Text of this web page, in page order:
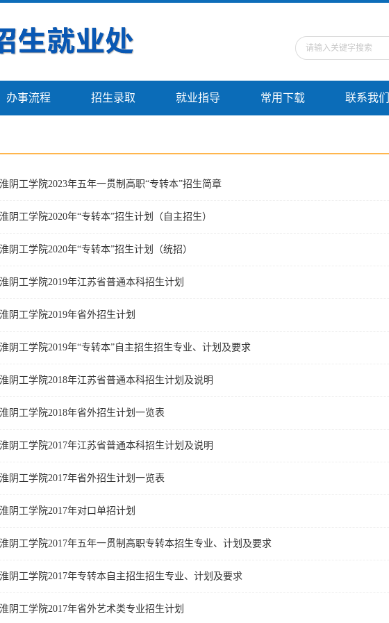
办事流程 招生录取 就业指导 常用下载 联系我们
淮阴工学院2023年五年一贯制高职“专转本”招生简章
淮阴工学院2020年“专转本”招生计划（自主招生）
淮阴工学院2020年“专转本”招生计划（统招）
淮阴工学院2019年江苏省普通本科招生计划
淮阴工学院2019年省外招生计划
淮阴工学院2019年“专转本”自主招生招生专业、计划及要求
淮阴工学院2018年江苏省普通本科招生计划及说明
淮阴工学院2018年省外招生计划一览表
淮阴工学院2017年江苏省普通本科招生计划及说明
淮阴工学院2017年省外招生计划一览表
淮阴工学院2017年对口单招计划
淮阴工学院2017年五年一贯制高职专转本招生专业、计划及要求
淮阴工学院2017年专转本自主招生招生专业、计划及要求
淮阴工学院2017年省外艺术类专业招生计划